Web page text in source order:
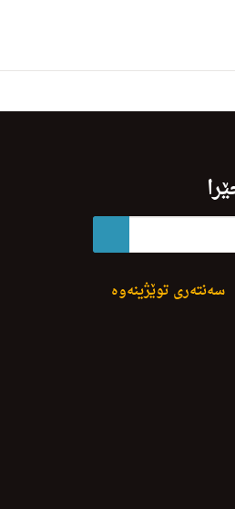
سەنتەری توێژینەوە